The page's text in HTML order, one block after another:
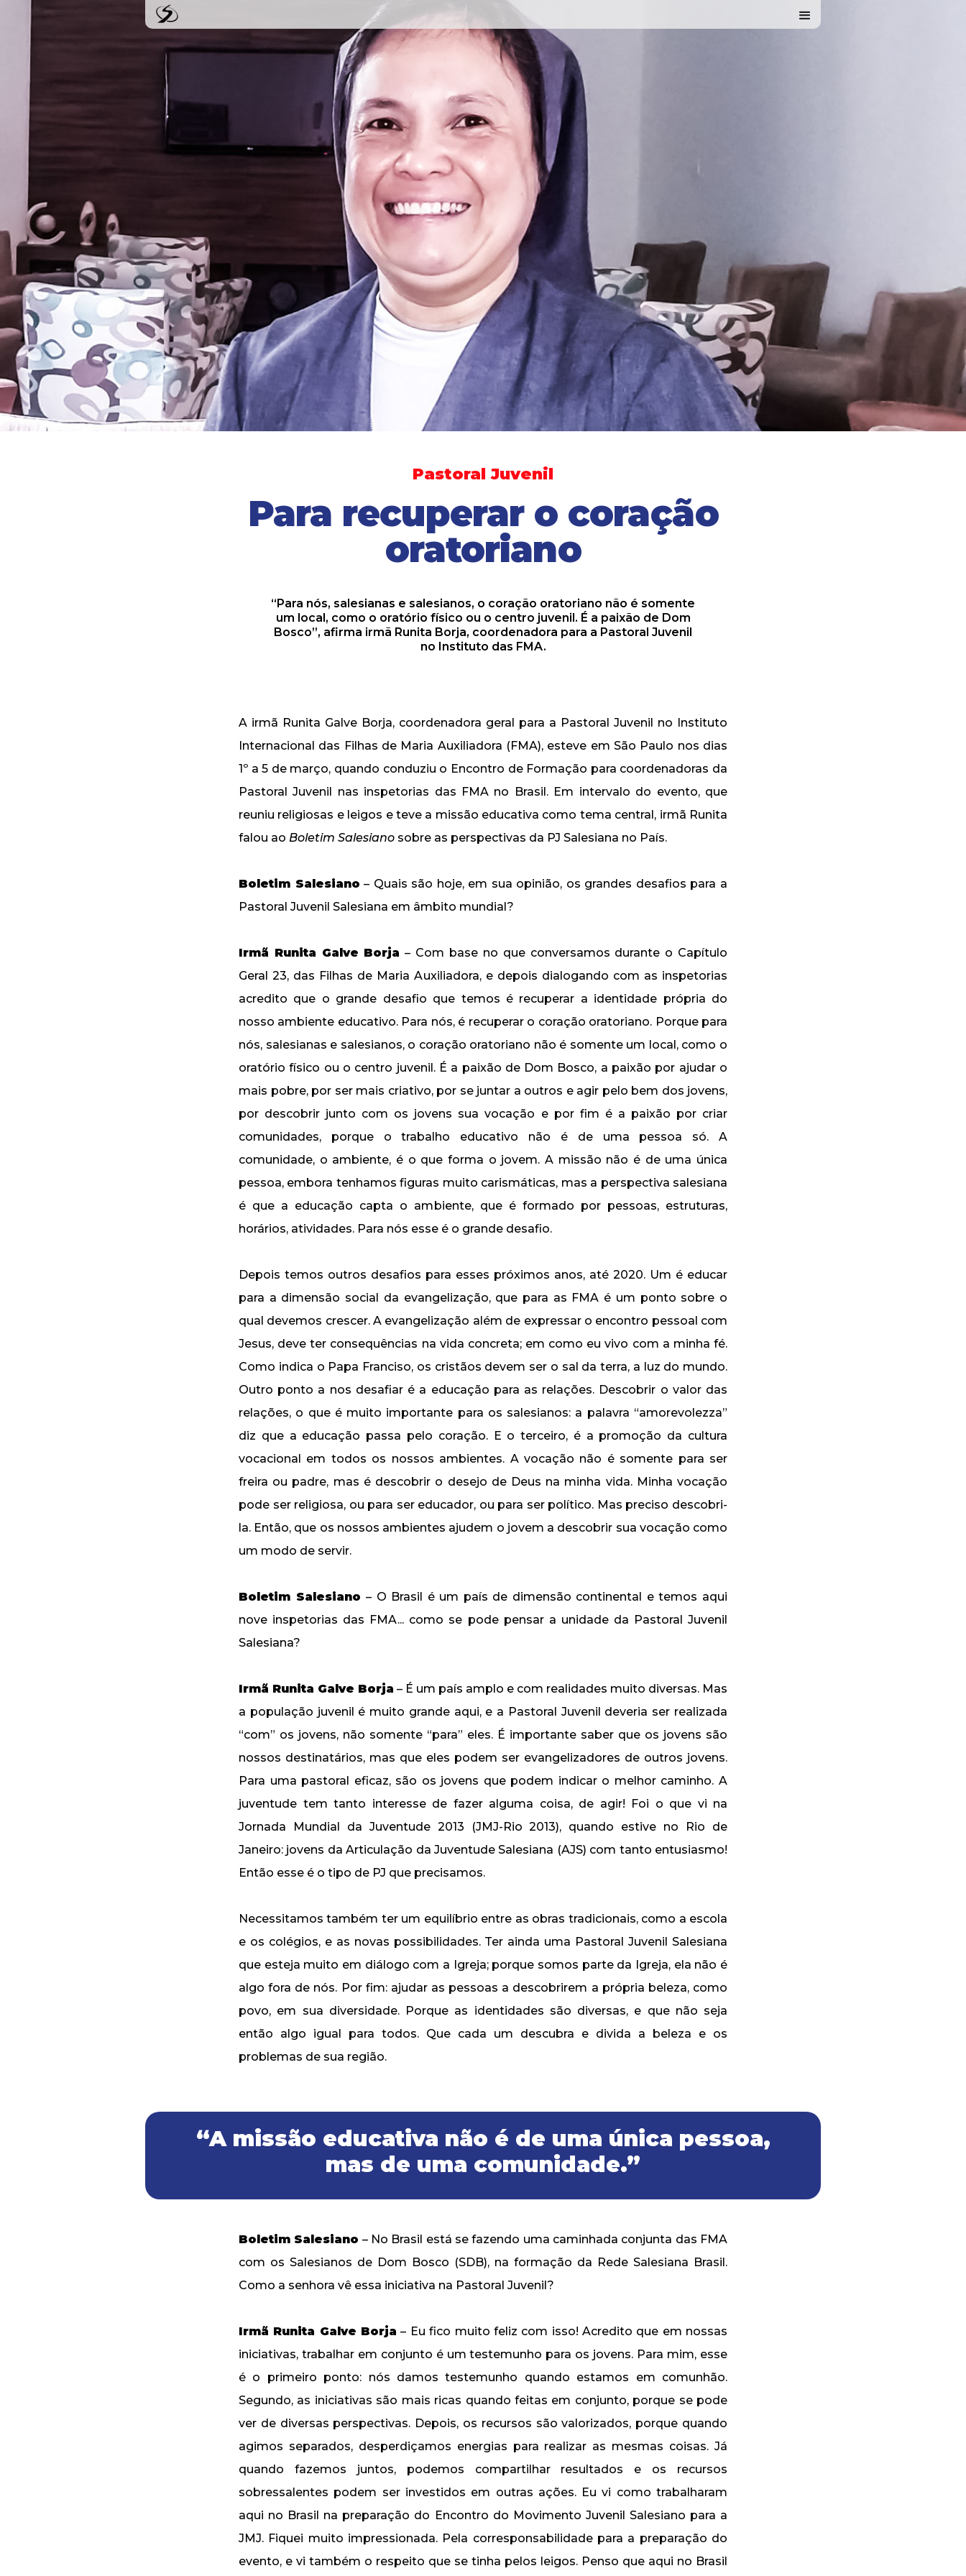
Pastoral Juvenil
Para recuperar o coração
oratoriano
“Para nós, salesianas e salesianos, o coração oratoriano não é somente
um local, como o oratório físico ou o centro juvenil. É a paixão de Dom
Bosco”, afirma irmã Runita Borja, coordenadora para a Pastoral Juvenil
no Instituto das FMA.
A irmã Runita Galve Borja, coordenadora geral para a Pastoral Juvenil no Instituto
Internacional das Filhas de Maria Auxiliadora (FMA), esteve em São Paulo nos dias
1º a 5 de março, quando conduziu o Encontro de Formação para coordenadoras da
Pastoral Juvenil nas inspetorias das FMA no Brasil. Em intervalo do evento, que
reuniu religiosas e leigos e teve a missão educativa como tema central, irmã Runita
falou ao Boletim Salesiano sobre as perspectivas da PJ Salesiana no País.
Boletim Salesiano – Quais são hoje, em sua opinião, os grandes desafios para a
Pastoral Juvenil Salesiana em âmbito mundial?
Irmã Runita Galve Borja – Com base no que conversamos durante o Capítulo
Geral 23, das Filhas de Maria Auxiliadora, e depois dialogando com as inspetorias
acredito que o grande desafio que temos é recuperar a identidade própria do
nosso ambiente educativo. Para nós, é recuperar o coração oratoriano. Porque para
nós, salesianas e salesianos, o coração oratoriano não é somente um local, como o
oratório físico ou o centro juvenil. É a paixão de Dom Bosco, a paixão por ajudar o
mais pobre, por ser mais criativo, por se juntar a outros e agir pelo bem dos jovens,
por descobrir junto com os jovens sua vocação e por fim é a paixão por criar
comunidades, porque o trabalho educativo não é de uma pessoa só. A
comunidade, o ambiente, é o que forma o jovem. A missão não é de uma única
pessoa, embora tenhamos figuras muito carismáticas, mas a perspectiva salesiana
é que a educação capta o ambiente, que é formado por pessoas, estruturas,
horários, atividades. Para nós esse é o grande desafio.
Depois temos outros desafios para esses próximos anos, até 2020. Um é educar
para a dimensão social da evangelização, que para as FMA é um ponto sobre o
qual devemos crescer. A evangelização além de expressar o encontro pessoal com
Jesus, deve ter consequências na vida concreta; em como eu vivo com a minha fé.
Como indica o Papa Franciso, os cristãos devem ser o sal da terra, a luz do mundo.
Outro ponto a nos desafiar é a educação para as relações. Descobrir o valor das
relações, o que é muito importante para os salesianos: a palavra “amorevolezza”
diz que a educação passa pelo coração. E o terceiro, é a promoção da cultura
vocacional em todos os nossos ambientes. A vocação não é somente para ser
freira ou padre, mas é descobrir o desejo de Deus na minha vida. Minha vocação
pode ser religiosa, ou para ser educador, ou para ser político. Mas preciso descobri-
la. Então, que os nossos ambientes ajudem o jovem a descobrir sua vocação como
um modo de servir.
Boletim Salesiano– O Brasil é um país de dimensão continental e temos aqui
nove inspetorias das FMA... como se pode pensar a unidade da Pastoral Juvenil
Salesiana?
Irmã Runita Galve Borja – É um país amplo e com realidades muito diversas. Mas
a população juvenil é muito grande aqui, e a Pastoral Juvenil deveria ser realizada
“com” os jovens, não somente “para” eles. É importante saber que os jovens são
nossos destinatários, mas que eles podem ser evangelizadores de outros jovens.
Para uma pastoral eficaz, são os jovens que podem indicar o melhor caminho. A
juventude tem tanto interesse de fazer alguma coisa, de agir! Foi o que vi na
Jornada Mundial da Juventude 2013 (JMJ-Rio 2013), quando estive no Rio de
Janeiro: jovens da Articulação da Juventude Salesiana (AJS) com tanto entusiasmo!
Então esse é o tipo de PJ que precisamos.
Necessitamos também ter um equilíbrio entre as obras tradicionais, como a escola
e os colégios, e as novas possibilidades. Ter ainda uma Pastoral Juvenil Salesiana
que esteja muito em diálogo com a Igreja; porque somos parte da Igreja, ela não é
algo fora de nós. Por fim: ajudar as pessoas a descobrirem a própria beleza, como
povo, em sua diversidade. Porque as identidades são diversas, e que não seja
então algo igual para todos. Que cada um descubra e divida a beleza e os
problemas de sua região.
“A missão educativa não é de uma única pessoa,
mas de uma comunidade.”
Boletim Salesiano – No Brasil está se fazendo uma caminhada conjunta das FMA
com os Salesianos de Dom Bosco (SDB), na formação da Rede Salesiana Brasil.
Como a senhora vê essa iniciativa na Pastoral Juvenil?
Irmã Runita Galve Borja – Eu fico muito feliz com isso! Acredito que em nossas
iniciativas, trabalhar em conjunto é um testemunho para os jovens. Para mim, esse
é o primeiro ponto: nós damos testemunho quando estamos em comunhão.
Segundo, as iniciativas são mais ricas quando feitas em conjunto, porque se pode
ver de diversas perspectivas. Depois, os recursos são valorizados, porque quando
agimos separados, desperdiçamos energias para realizar as mesmas coisas. Já
quando fazemos juntos, podemos compartilhar resultados e os recursos
sobressalentes podem ser investidos em outras ações. Eu vi como trabalharam
aqui no Brasil na preparação do Encontro do Movimento Juvenil Salesiano para a
JMJ. Fiquei muito impressionada. Pela corresponsabilidade para a preparação do
evento, e vi também o respeito que se tinha pelos leigos. Penso que aqui no Brasil